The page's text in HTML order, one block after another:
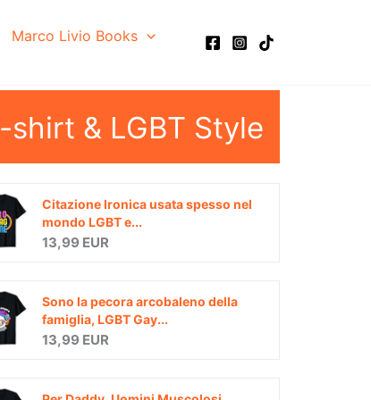
Marco Livio Books
-shirt & LGBT Style
Citazione Ironica usata spesso nel
mondo LGBT e...
13,99 EUR
Sono la pecora arcobaleno della
famiglia, LGBT Gay...
13,99 EUR